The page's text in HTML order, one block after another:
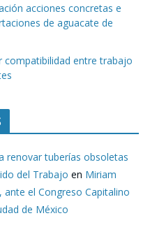
acciones concretas e
de aguacate de
compatibilidad entre trabajo
renovar tuberías obsoletas
del Trabajo en Miriam
el Congreso Capitalino
de México